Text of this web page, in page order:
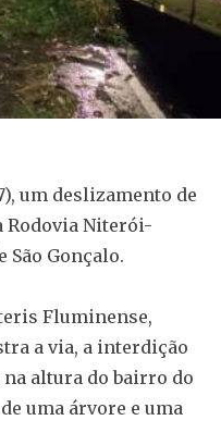
um deslizamento de
Rodovia Niterói-
São Gonçalo.
Fluminense,
a via, a interdição
na altura do bairro do
uma árvore e uma